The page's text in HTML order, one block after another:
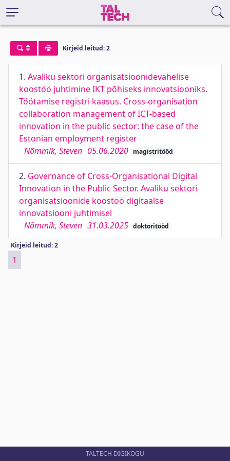
Kirjeid leitud: 2
1. Avaliku sektori organisatsioonidevahelise
koostöö juhtimine IKT põhiseks innovatsiooniks.
Töötamise registri kaasus. Cross-organisation
collaboration management of ICT-based
innovation in the public sector: the case of the
Estonian employment register
Nõmmik, Steven 05.06.2020 magistritööd
2. Governance of Cross-Organisational Digital
Innovation in the Public Sector. Avaliku sektori
organisatsioonide koostöö digitaalse
innovatsiooni juhtimisel
Nõmmik, Steven 31.03.2025 doktoritööd
Kirjeid leitud: 2
1
TALTECH DIGIKOGU